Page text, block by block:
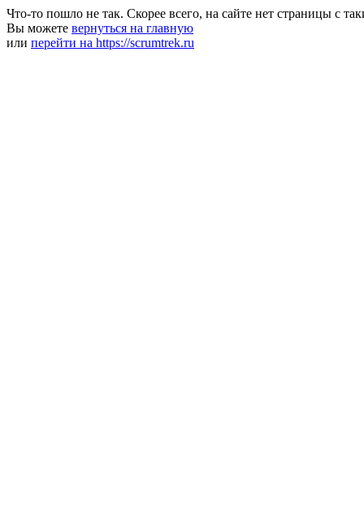
Что-то пошло не так. Скорее всего, на сайте нет страницы с
Вы можете вернуться на главную
или перейти на https://scrumtrek.ru